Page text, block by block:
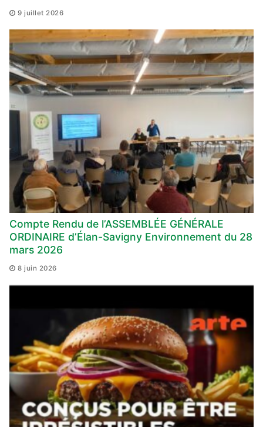
9 juillet 2026
Compte Rendu de l’ASSEMBLÉE GÉNÉRALE
ORDINAIRE d’Élan-Savigny Environnement du 28
mars 2026
8 juin 2026